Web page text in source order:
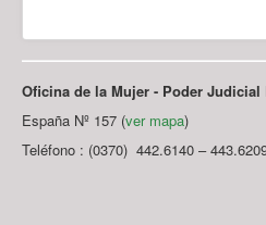
Oficina de la Mujer - Poder Judicial
España Nº 157 (ver mapa)
Teléfono : (0370) 442.6140 –